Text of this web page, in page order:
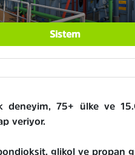
Sistem
deneyim, 75+ ülke ve
veriyor.
glikol ve propan